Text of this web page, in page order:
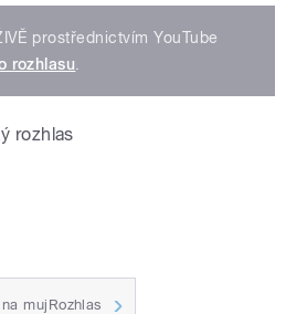
prostřednictvím YouTube
rozhlasu
rozhlas
mujRozhlas